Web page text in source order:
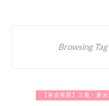
Browsing Tag
【美食推薦】三重、蘆